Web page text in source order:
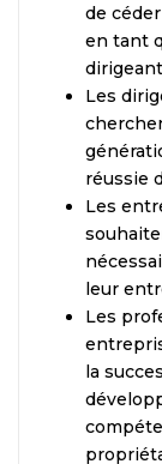
de
en tant
Les
réussie
Les
leur
Les
la